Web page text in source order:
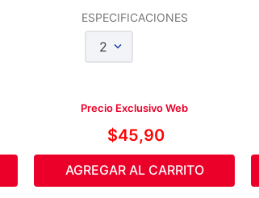
ESPECIFICACIONES
2
Precio Exclusivo Web
$45,90
AGREGAR AL CARRITO